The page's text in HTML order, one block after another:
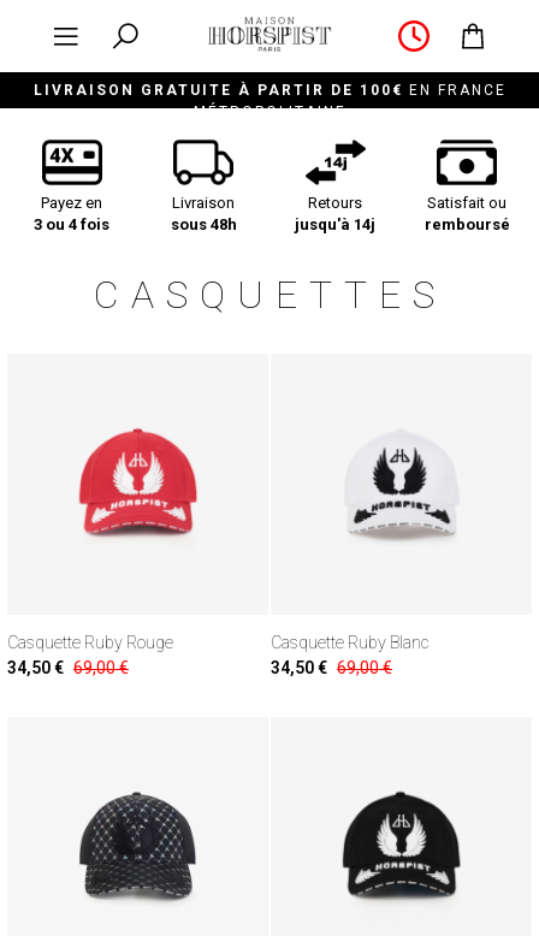
LIVRAISON GRATUITE À PARTIR DE 100€
EN FRANCE
MÉTROPOLITAINE
Payez en
3 ou 4 fois
Livraison
sous 48h
Retours
jusqu'à 14j
Satisfait ou
remboursé
CASQUETTES
Casquette Ruby Rouge
34,50 € 69,00 €
Casquette Ruby Blanc
34,50 € 69,00 €